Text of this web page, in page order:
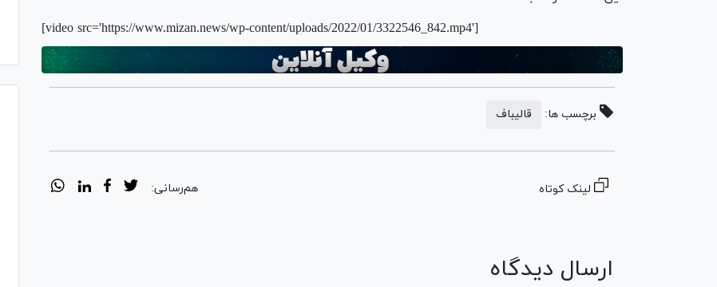
[video src='https://www.mizan.news/wp-content/uploads/2022/01/3322546_842.mp4']
برچسب ها: قالیباف
لینک کوتاه هم‌رسانی:
ارسال دیدگاه